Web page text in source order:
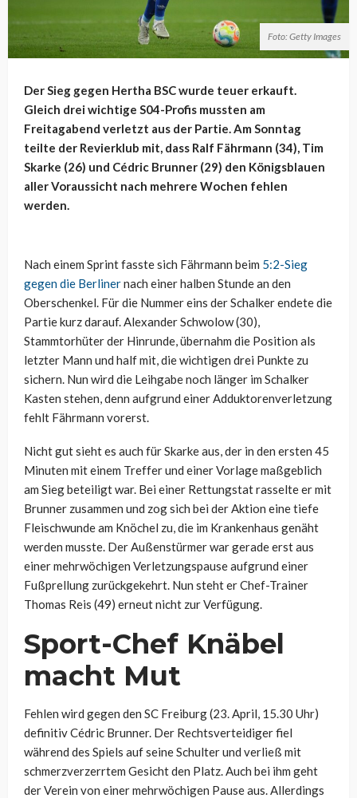
Foto: Getty Images
Der Sieg gegen Hertha BSC wurde teuer erkauft.
Gleich drei wichtige S04-Profis mussten am
Freitagabend verletzt aus der Partie. Am Sonntag
teilte der Revierklub mit, dass Ralf Fährmann (34), Tim
Skarke (26) und Cédric Brunner (29) den Königsblauen
aller Voraussicht nach mehrere Wochen fehlen
werden.
Nach einem Sprint fasste sich Fährmann beim 5:2-Sieg
gegen die Berlinernach einer halben Stunde an den
Oberschenkel. Für die Nummer eins der Schalker endete die
Partie kurz darauf. Alexander Schwolow (30),
Stammtorhüter der Hinrunde, übernahm die Position als
letzter Mann und half mit, die wichtigen drei Punkte zu
sichern. Nun wird die Leihgabe noch länger im Schalker
Kasten stehen, denn aufgrund einer Adduktorenverletzung
fehlt Fährmann vorerst.
Nicht gut sieht es auch für Skarke aus, der in den ersten 45
Minuten mit einem Treffer und einer Vorlage maßgeblich
am Sieg beteiligt war. Bei einer Rettungstat rasselte er mit
Brunner zusammen und zog sich bei der Aktion eine tiefe
Fleischwunde am Knöchel zu, die im Krankenhaus genäht
werden musste. Der Außenstürmer war gerade erst aus
einer mehrwöchigen Verletzungspause aufgrund einer
Fußprellung zurückgekehrt. Nun steht er Chef-Trainer
Thomas Reis (49) erneut nicht zur Verfügung.
Sport-Chef Knäbel
macht Mut
Fehlen wird gegen den SC Freiburg (23. April, 15.30 Uhr)
definitiv Cédric Brunner. Der Rechtsverteidiger fiel
während des Spiels auf seine Schulter und verließ mit
schmerzverzerrtem Gesicht den Platz. Auch bei ihm geht
der Verein von einer mehrwöchigen Pause aus. Allerdings